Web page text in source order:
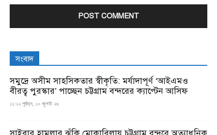
সংবাদ
সমুদ্রে অসীম সাহসিকতার স্বীকৃতি: মর্যাদাপূর্ণ ‘আইএমও
বীরত্ব পুরস্কার’ পাচ্ছেন চট্টগ্রাম বন্দরের ক্যাপ্টেন আসিফ
১১:১২ পূর্বাহ্ন, ১০ জুলাই ২৬